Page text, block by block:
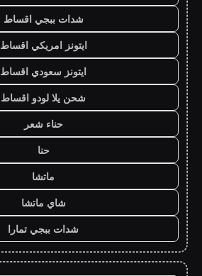
شدات ببجي اقساط
ايتونز امريكي اقساط
ايتونز سعودي اقساط
شحن يلا لودو اقساط
حناء شعر
حنا
ماتشا
شاي ماتشا
شدات ببجي تمارا